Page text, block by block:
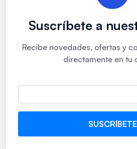
Suscríbete a
Recibe novedades, ofertas y
directamente en tu